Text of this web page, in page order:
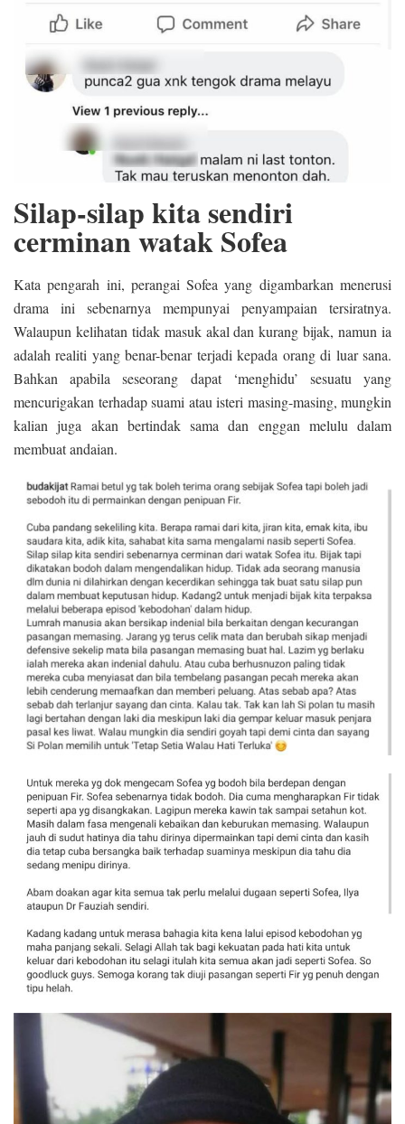
Silap-silap kita sendiri
cerminan watak Sofea
Kata pengarah ini, perangai Sofea yang digambarkan menerusi
drama ini sebenarnya mempunyai penyampaian tersiratnya.
Walaupun kelihatan tidak masuk akal dan kurang bijak, namun ia
adalah realiti yang benar-benar terjadi kepada orang di luar sana.
Bahkan apabila seseorang dapat ‘menghidu’ sesuatu yang
mencurigakan terhadap suami atau isteri masing-masing, mungkin
kalian juga akan bertindak sama dan enggan melulu dalam
membuat andaian.